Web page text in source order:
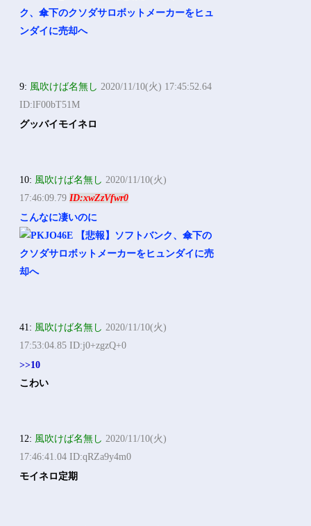
9: 風吹けば名無し 2020/11/10(火) 17:45:52.64
ID:lF00bT51M
グッバイモイネロ
10: 風吹けば名無し 2020/11/10(火)
17:46:09.79ID:xwZzVfwr0
こんなに凄いのに
41: 風吹けば名無し 2020/11/10(火)
17:53:04.85 ID:j0+zgzQ+0
>>10
こわい
12: 風吹けば名無し 2020/11/10(火)
17:46:41.04 ID:qRZa9y4m0
モイネロ定期